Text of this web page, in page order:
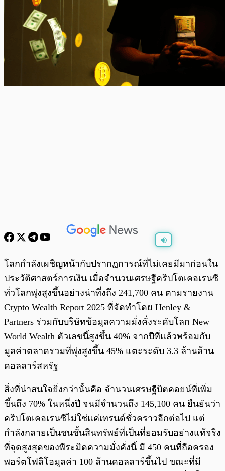
พร้อมเล่น 0:00 0:00
โลกกำลังเผชิญหน้ากับปรากฏการณ์ที่ไม่เคยมีมาก่อนใน
ประวัติศาสตร์การเงิน เมื่อจำนวนเศรษฐีคริปโตเคอเรนซี
ทั่วโลกพุ่งสูงขึ้นอย่างน่าทึ่งถึง 241,700 คน ตามรายงาน
Crypto Wealth Report 2025 ที่จัดทำโดย Henley &
Partners ร่วมกับบริษัทข้อมูลความมั่งคั่งระดับโลก New
World Wealth ตัวเลขนี้สูงขึ้น 40% จากปีที่แล้วพร้อมกับ
มูลค่าตลาดรวมที่พุ่งสูงขึ้น 45% แตะระดับ 3.3 ล้านล้าน
ดอลลาร์สหรัฐ
สิ่งที่น่าสนใจยิ่งกว่านั้นคือ จำนวนเศรษฐีบิตคอยน์ที่เพิ่ม
ขึ้นถึง 70% ในหนึ่งปี จนมีจำนวนถึง 145,100 คน ยืนยันว่า
คริปโตเคอเรนซีไม่ใช่แค่เทรนด์ชั่วคราวอีกต่อไป แต่
กำลังกลายเป็นชนชั้นสินทรัพย์ที่เป็นที่ยอมรับอย่างแท้จริง
ที่จุดสูงสุดของพีระมิดความมั่งคั่งนี้ มี 450 คนที่ถือครอง
พอร์ตโฟลิโอมูลค่า 100 ล้านดอลลาร์ขึ้นไป ขณะที่มี